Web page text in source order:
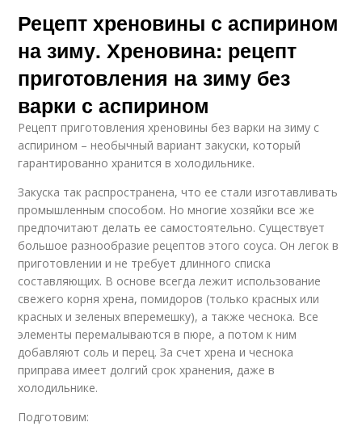
Рецепт хреновины с аспирином
на зиму. Хреновина: рецепт
приготовления на зиму без
варки с аспирином
Рецепт приготовления хреновины без варки на зиму с
аспирином – необычный вариант закуски, который
гарантированно хранится в холодильнике.
Закуска так распространена, что ее стали изготавливать
промышленным способом. Но многие хозяйки все же
предпочитают делать ее самостоятельно. Существует
большое разнообразие рецептов этого соуса. Он легок в
приготовлении и не требует длинного списка
составляющих. В основе всегда лежит использование
свежего корня хрена, помидоров (только красных или
красных и зеленых вперемешку), а также чеснока. Все
элементы перемалываются в пюре, а потом к ним
добавляют соль и перец. За счет хрена и чеснока
приправа имеет долгий срок хранения, даже в
холодильнике.
Подготовим: